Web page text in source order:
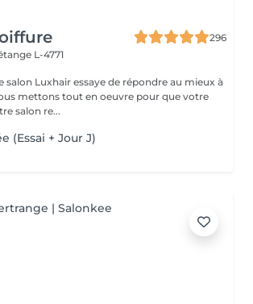
296
L-4771
salon Luxhair essaye de répondre au mieux à
salon re...
(Essai + Jour J)